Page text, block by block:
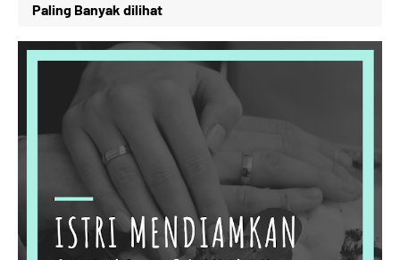
Paling Banyak dilihat